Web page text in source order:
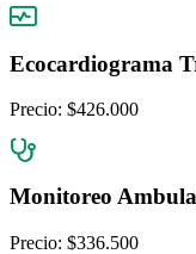
Ecocardiograma
Precio: $426.000
Monitoreo
Precio: $336.500